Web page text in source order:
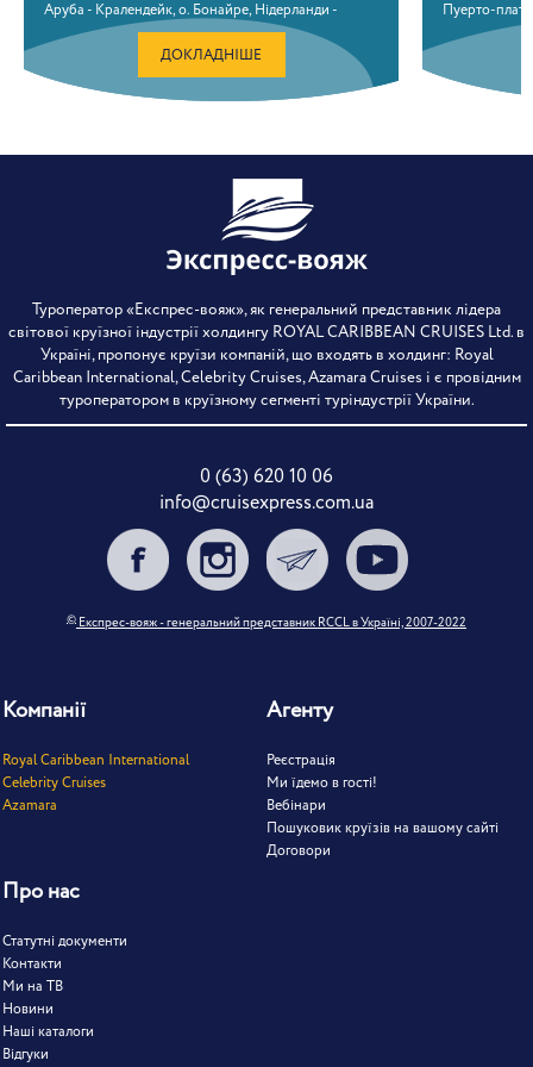
Аруба - Кралендейк, о. Бонайре, Нідерланди -
Віллемстад, Кюрасао - В морі - В морі - Маямі,
Флорида, США
ДОКЛАДНІШЕ
Пуерто-
Perfect Day
Туроператор «Експрес-вояж», як генеральний представник лідера
світової круїзної індустрії холдингу ROYAL CARIBBEAN CRUISES Ltd. в
Україні, пропонує круїзи компаній, що входять в холдинг: Royal
Caribbean International, Celebrity Cruises, Azamara Cruises і є провідним
туроператором в круїзному сегменті туріндустрії України.
0 (63) 620 10 06
info@cruisexpress.com.ua
© Експрес-вояж - генеральний представник RCCL в Україні, 2007-2022
Компанії
Royal Caribbean International
Celebrity Cruises
Azamara
Агенту
Реєстрація
Ми їдемо в гості!
Вебінари
Пошуковик круїзів на вашому сайті
Договори
Про нас
Статутні документи
Контакти
Ми на ТВ
Новини
Наші каталоги
Відгуки